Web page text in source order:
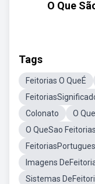
O Que
Tags
Feitorias O QueÉ
Colonato
O
O QueSao Feitorias
Imagens
Sistemas